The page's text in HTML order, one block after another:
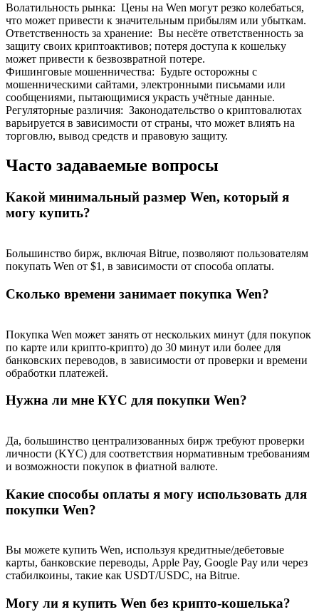
Волатильность рынка: Цены на Wen могут резко колебаться,
что может привести к значительным прибылям или убыткам.
Ответственность за хранение: Вы несёте ответственность за
защиту своих криптоактивов; потеря доступа к кошельку
может привести к безвозвратной потере.
Фишинговые мошенничества: Будьте осторожны с
мошенническими сайтами, электронными письмами или
сообщениями, пытающимися украсть учётные данные.
Регуляторные различия: Законодательство о криптовалютах
варьируется в зависимости от страны, что может влиять на
торговлю, вывод средств и правовую защиту.
Часто задаваемые вопросы
Какой минимальный размер Wen, который я
могу купить?
Большинство бирж, включая Bitrue, позволяют пользователям
покупать Wen от $1, в зависимости от способа оплаты.
Сколько времени занимает покупка Wen?
Покупка Wen может занять от нескольких минут (для покупок
по карте или крипто-крипто) до 30 минут или более для
банковских переводов, в зависимости от проверки и времени
обработки платежей.
Нужна ли мне КYC для покупки Wen?
Да, большинство централизованных бирж требуют проверки
личности (KYC) для соответствия нормативным требованиям
и возможности покупок в фиатной валюте.
Какие способы оплаты я могу использовать для
покупки Wen?
Вы можете купить Wen, используя кредитные/дебетовые
карты, банковские переводы, Apple Pay, Google Pay или через
стабилкоины, такие как USDT/USDC, на Bitrue.
Могу ли я купить Wen без крипто-кошелька?